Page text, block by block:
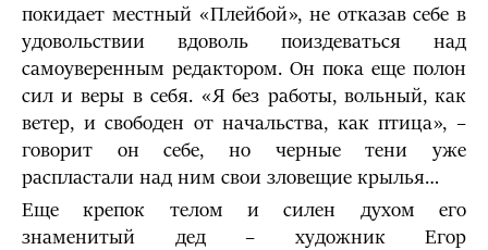
покидает местный «Плейбой», не отказав себе в
удовольствии вдоволь поиздеваться над
самоуверенным редактором. Он пока еще полон
сил и веры в себя. «Я без работы, вольный, как
ветер, и свободен от начальства, как птица», –
говорит он себе, но черные тени уже
распластали над ним свои зловещие крылья…
Еще крепок телом и силен духом его
знаменитый дед – художник Егор